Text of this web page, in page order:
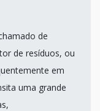
de
de resíduos, ou
em
uma grande